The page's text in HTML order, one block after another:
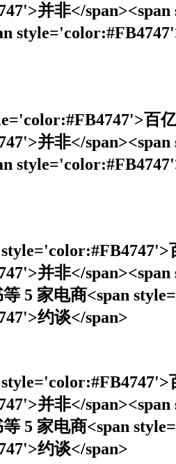
并非</
百
并非</
并非</
5 家电商<span
约谈</span>
并非</
5 家电商<span
约谈</span>